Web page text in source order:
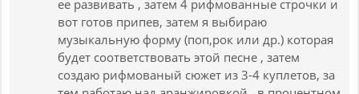
ее развивать , затем 4 рифмованные строчки и
вот готов припев, затем я выбираю
музыкальную форму (поп,рок или др.) которая
будет соответствовать этой песне , затем
создаю рифмованый сюжет из 3-4 куплетов, за